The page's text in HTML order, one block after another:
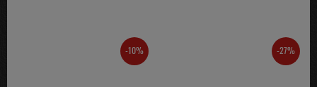
-10% -27%